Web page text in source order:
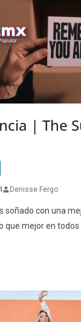
| The
Denisse Fergo
soñado con una
que mejor en todos